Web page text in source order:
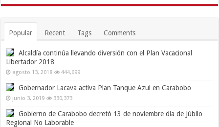
Popular Recent Tags Comments
Alcaldía continúa llevando diversión con el Plan Vacacional
Libertador 2018
agosto 13, 2018 444,699
Gobernador Lacava activa Plan Tanque Azul en Carabobo
junio 3, 2019 330,373
Gobierno de Carabobo decretó 13 de noviembre día de Júbilo
Regional No Laborable